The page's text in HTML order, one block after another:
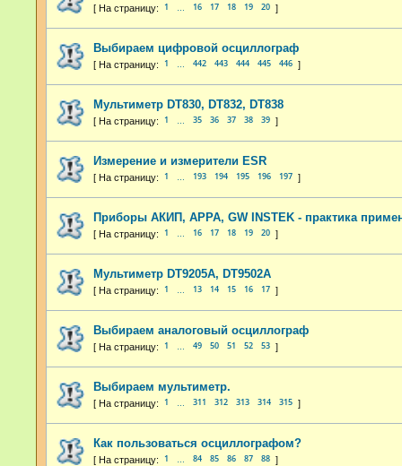
1 16 17 18 19 20
Выбираем цифровой осциллограф
1 442 443 444 445 446
Мультиметр DT830, DT832, DT838
1 35 36 37 38 39
Измерение и измерители ESR
1 193 194 195 196 197
Приборы АКИП, APPA, GW INSTEK - практика
1 16 17 18 19 20
Мультиметр DT9205A, DT9502A
1 13 14 15 16 17
Выбираем аналоговый осциллограф
1 49 50 51 52 53
Выбираем мультиметр.
1 311 312 313 314 315
Как пользоваться осциллографом?
1 84 85 86 87 88